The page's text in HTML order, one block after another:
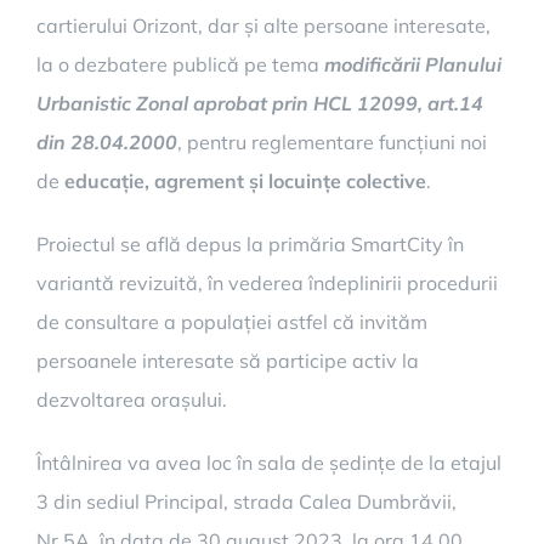
cartierului Orizont, dar și alte persoane interesate,
la o dezbatere publică pe tema modificării Planului
Urbanistic Zonal aprobat prin HCL 12099, art.14
din 28.04.2000, pentru reglementare funcțiuni noi
de educație, agrement și locuințe colective.
Proiectul se află depus la primăria SmartCity în
variantă revizuită, în vederea îndeplinirii procedurii
de consultare a populației astfel că invităm
persoanele interesate să participe activ la
dezvoltarea orașului.
Întâlnirea va avea loc în sala de ședințe de la etajul
3 din sediul Principal, strada Calea Dumbrăvii,